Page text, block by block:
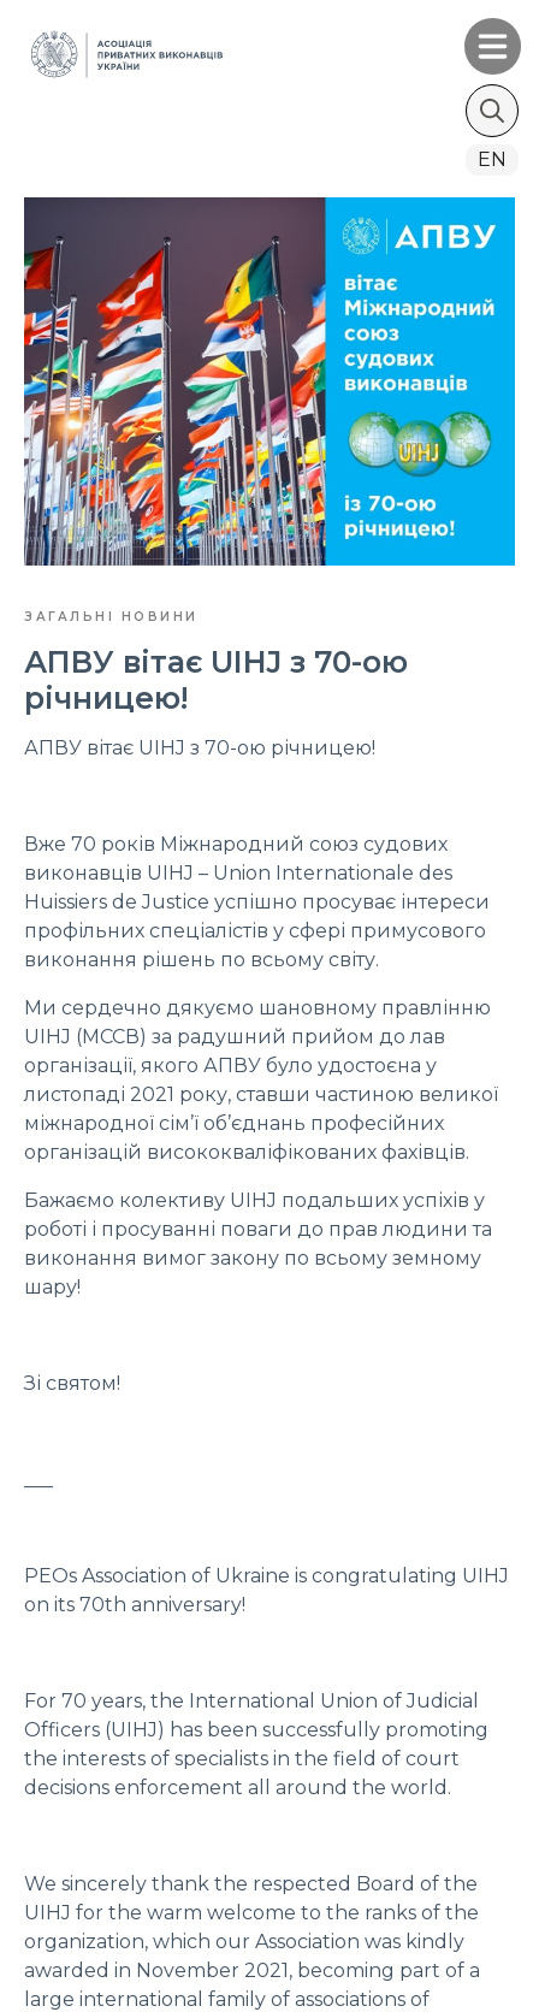
Search
EN
ЗАГАЛЬНІ НОВИНИ
АПВУ вітає UIHJ з 70-ою
річницею!
АПВУ вітає UIHJ з 70-ою річницею!
Вже 70 років Міжнародний союз судових
виконавців UIHJ – Union Internationale des
Huissiers de Justice успішно просуває інтереси
профільних спеціалістів у сфері примусового
виконання рішень по всьому світу.
Ми сердечно дякуємо шановному правлінню
UIHJ (МССВ) за радушний прийом до лав
організації, якого АПВУ було удостоєна у
листопаді 2021 року, ставши частиною великої
міжнародної сім’ї об’єднань професійних
організацій висококваліфікованих фахівців.
Бажаємо колективу UIHJ подальших успіхів у
роботі і просуванні поваги до прав людини та
виконання вимог закону по всьому земному
шару!
Зі святом!
PEOs Association of Ukraine is congratulating UIHJ
on its 70th anniversary!
For 70 years, the International Union of Judicial
Officers (UIHJ) has been successfully promoting
the interests of specialists in the field of court
decisions enforcement all around the world.
We sincerely thank the respected Board of the
UIHJ for the warm welcome to the ranks of the
organization, which our Association was kindly
awarded in November 2021, becoming part of a
large international family of associations of